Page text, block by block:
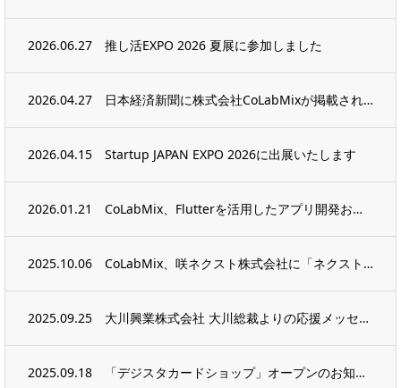
2026.06.27 推し活EXPO 2026 夏展に参加しました
2026.04.27 日本経済新聞に株式会社CoLabMixが掲載されました
2026.04.15 Startup JAPAN EXPO 2026に出展いたします
2026.01.21 CoLabMix、Flutterを活用したアプリ開発およびDX開発支援の提供体制を強化
2025.10.06 CoLabMix、咲ネクスト株式会社に「ネクストカード」をOEM提供
2025.09.25 大川興業株式会社 大川総裁よりの応援メッセージをいただきました
2025.09.18 「デジスタカードショップ」オープンのお知らせ